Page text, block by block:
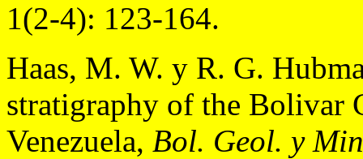
1(2-4): 123-164.
Haas, M. W. y R. G.
stratigraphy of the Bolivar
Venezuela, Bol. Geol. y Min